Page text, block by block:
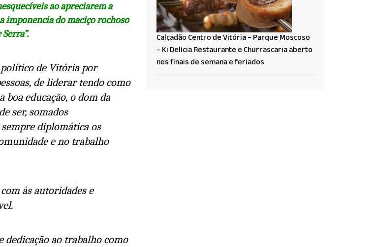
ao apreciarem a
imponencia do maciço rochoso
político de Vitória por
de liderar tendo como
educação, o dom da
ser, somados
diplomática os
e no trabalho
ás autoridades e
dedicação ao trabalho como
Calçadão Centro de Vitória – Parque Moscoso
– Ki Delícia Restaurante e Churrascaria aberto
nos finais de semana e feriados